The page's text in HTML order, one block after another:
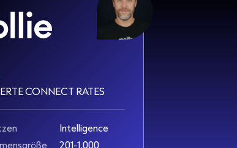
CONNECT RATES
Intelligence
201-1,000